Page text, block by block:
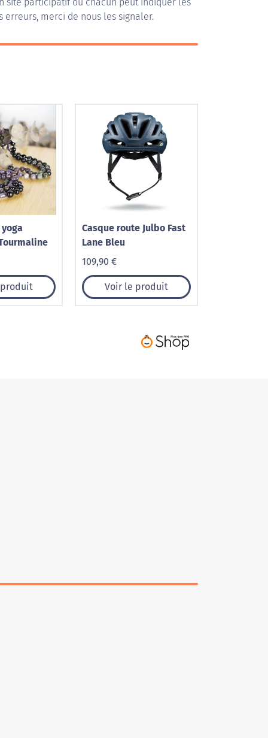
erreurs, merci de nous les signaler.
Casque route Julbo Fast
Lane Bleu
109,90 €
Voir le produit